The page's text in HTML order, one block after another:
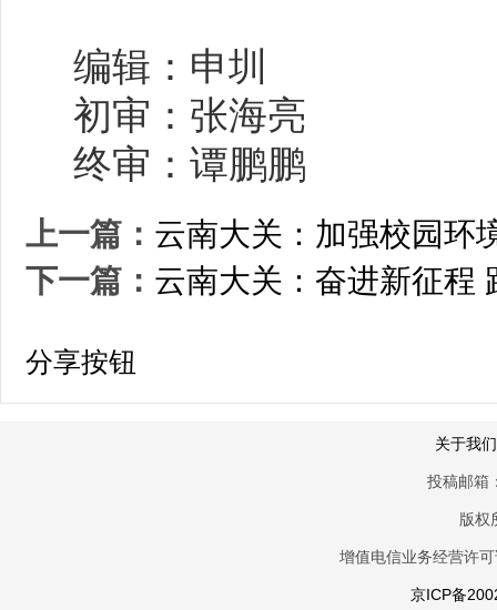
编辑：申圳
初审：张海亮
终审：谭鹏鹏
上一篇： 云南大关：加强校园环
下一篇： 云南大关：奋进新征程
分享按钮
关于我们
投稿邮箱
版权
增值电信业务经营许
京ICP备